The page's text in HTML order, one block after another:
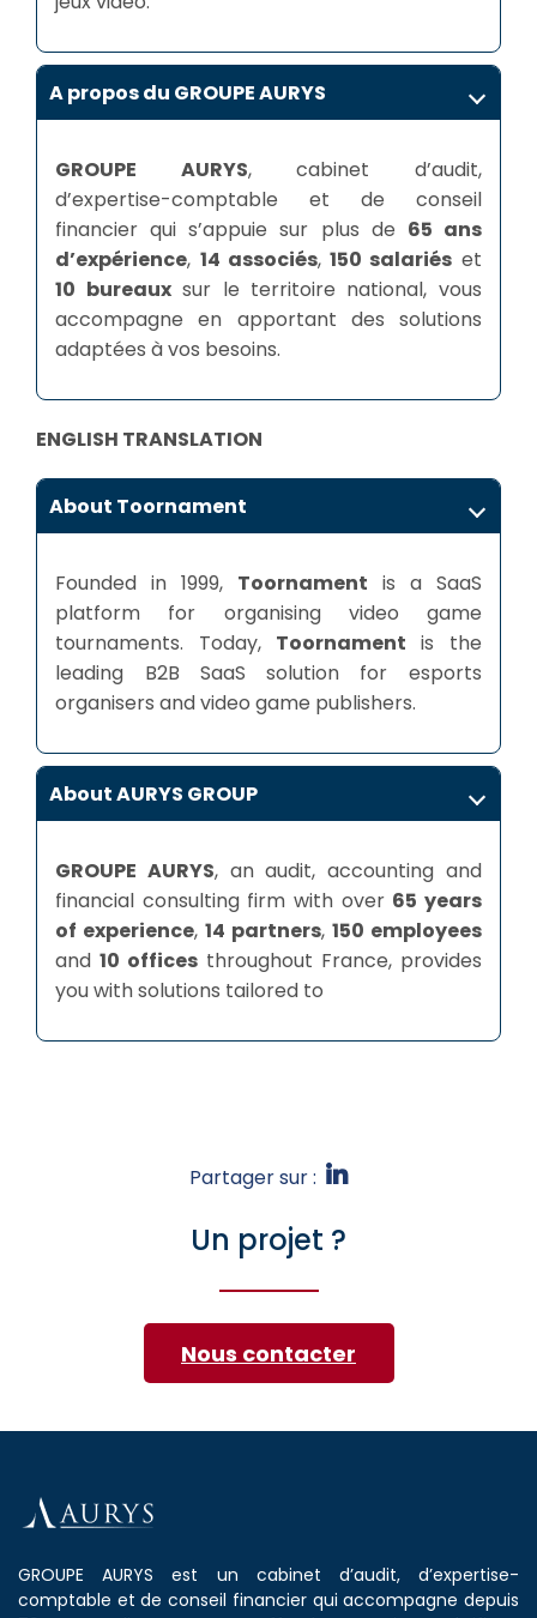
A propos du GROUPE AURYS
GROUPE AURYS, cabinet d’audit,
d’expertise-comptable et de conseil
financier qui s’appuie sur plus de 65 ans
d’expérience, 14 associés,150 salariés et
10 bureauxsur le territoire national, vous
accompagne en apportant des solutions
adaptées à vos besoins.
ENGLISH TRANSLATION
About Toornament
Founded in 1999, Toornament is a SaaS
platform for organising video game
tournaments. Today, Toornament is the
leading B2B SaaS solution for esports
organisers and video game publishers.
About AURYS GROUP
GROUPE AURYS, an audit, accounting and
financial consulting firm with over 65 years
of experience,14 partners, 150 employees
and10 offices throughout France, provides
you with solutions tailored to
Partager sur :
Un projet ?
Nous contacter
GROUPE AURYS est un cabinet d’audit, d’expertise-
comptable et de conseil financier qui accompagne depuis